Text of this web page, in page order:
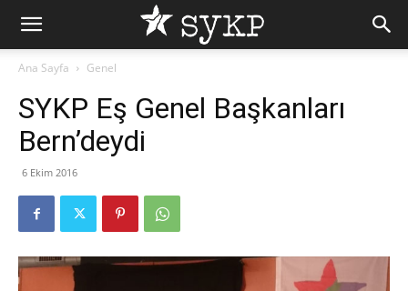
Ana Sayfa Genel
SYKP Eş Genel Başkanları
Bern’deydi
6 Ekim 2016